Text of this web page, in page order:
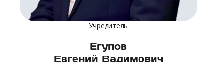
Учредитель
Егупов
Евгений Вадимович